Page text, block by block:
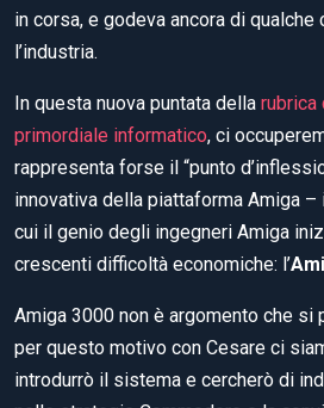
in corsa, e godeva ancora di
l’industria.
In questa nuova puntata della rubrica
primordiale informatico, ci
rappresenta forse il “punto
innovativa della piattaforma Amiga
cui il genio degli ingegneri Amiga
crescenti difficoltà economiche: l’
Amiga 3000 non è argomento che
per questo motivo con Cesare ci
introdurrò il sistema e cercherò di